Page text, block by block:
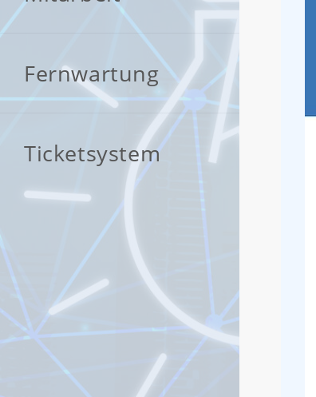
Fernwartung
Ticketsystem